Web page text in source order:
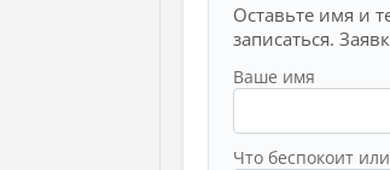
Оставьте имя и
записаться.
Ваше имя
Что беспокоит